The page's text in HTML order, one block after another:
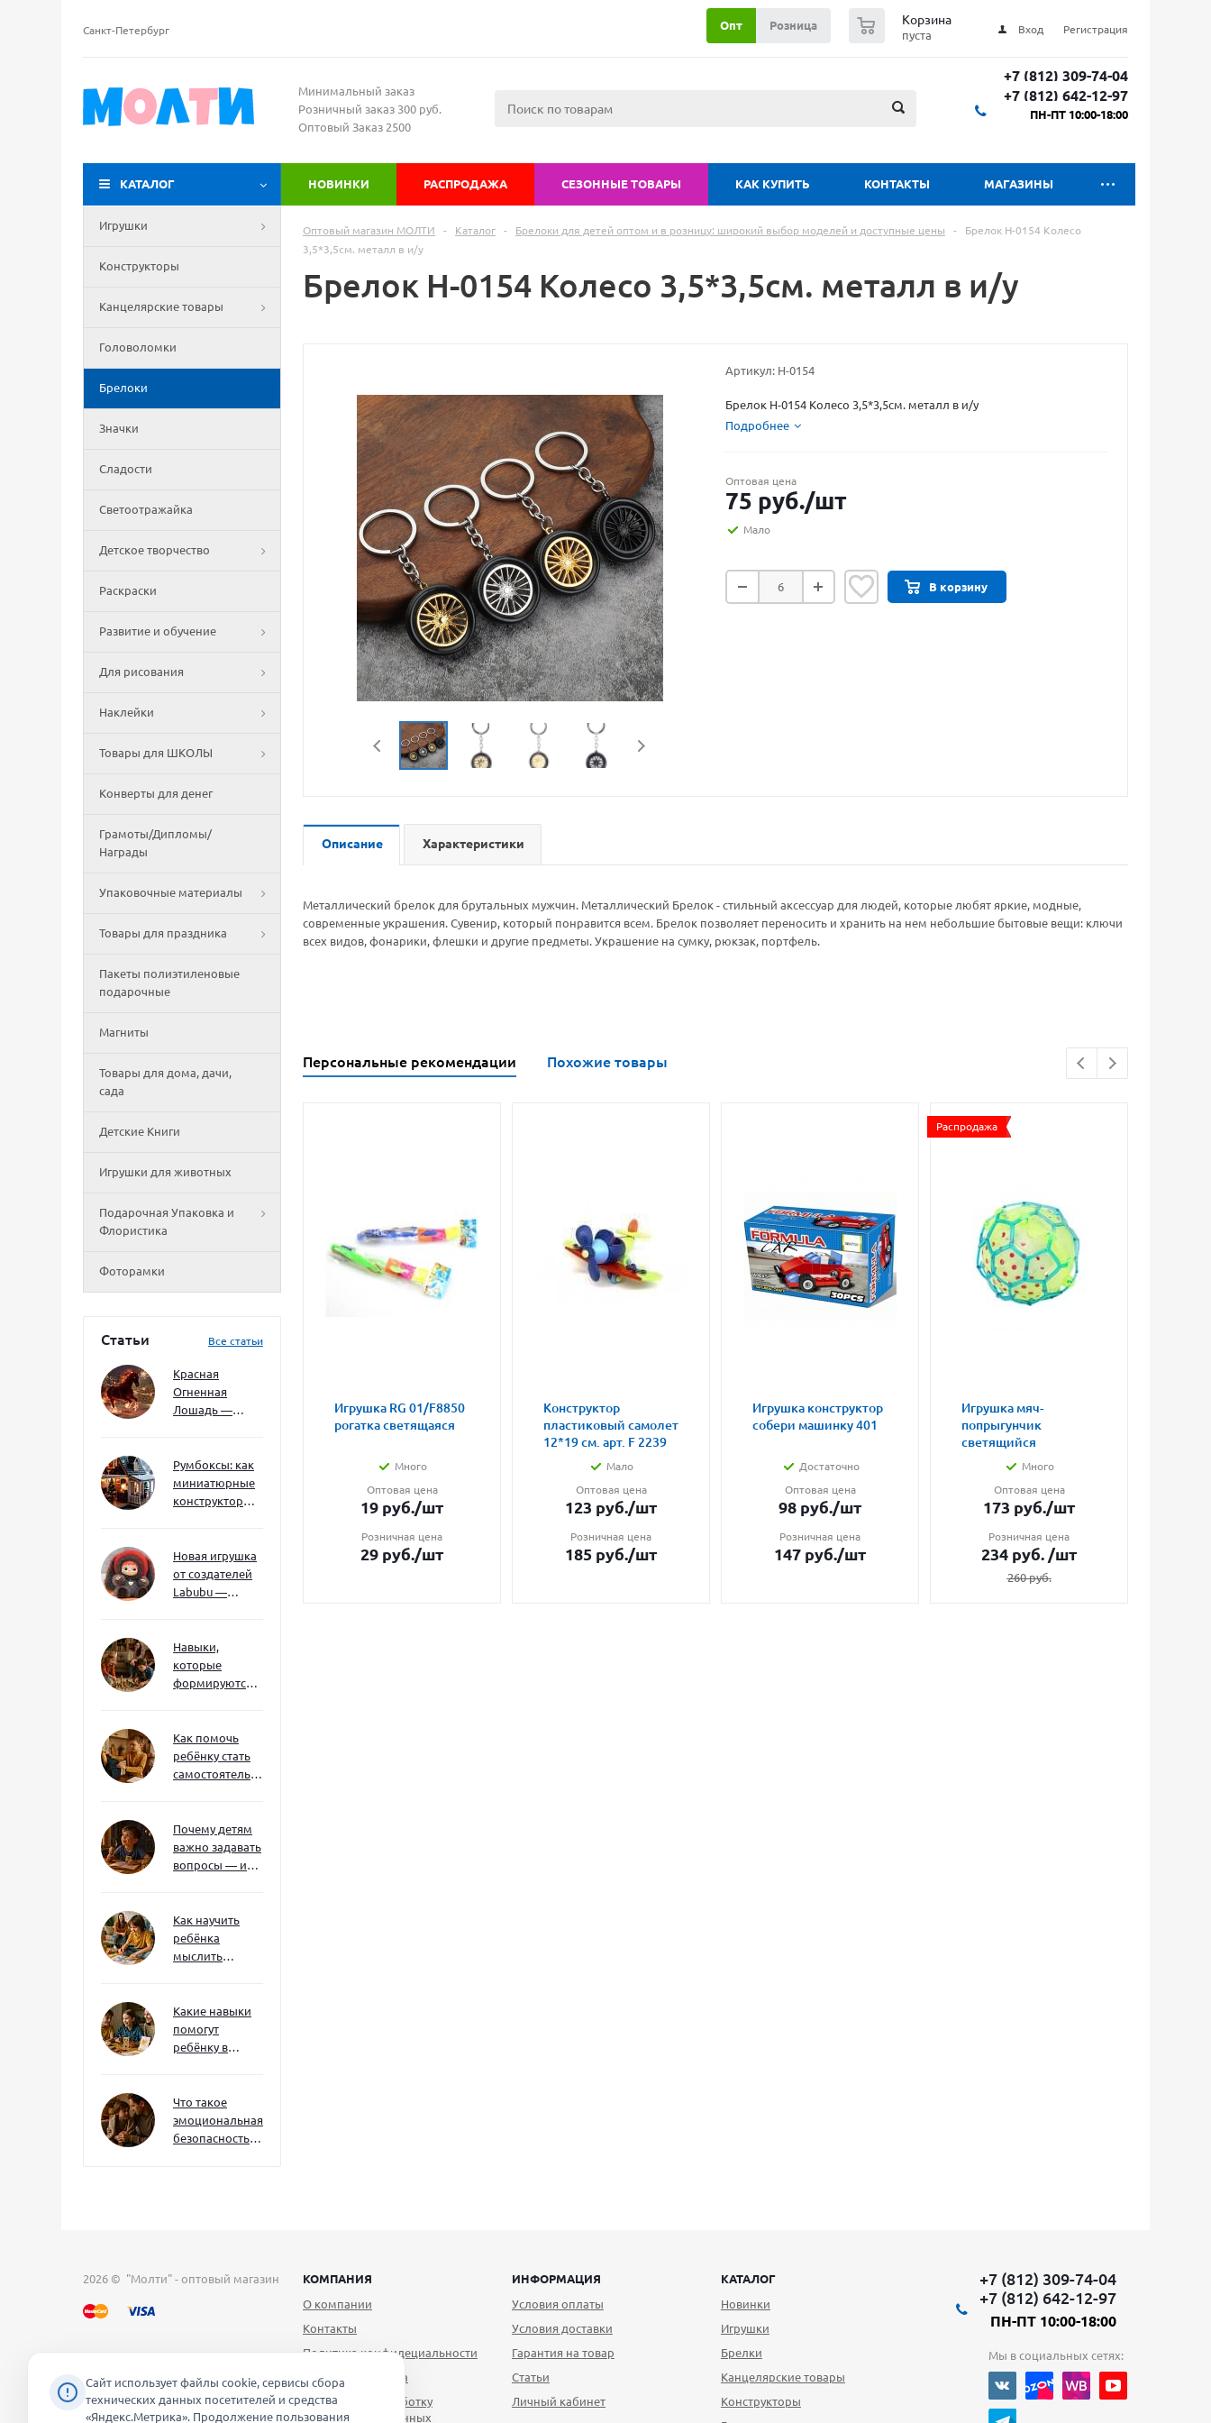
Санкт-Петербург Вход Регистрация
Корзина
пуста
Опт Розница
Минимальный заказ
Розничный заказ 300 руб.
Оптовый Заказ 2500
+7 (812) 309-74-04
+7 (812) 642-12-97
ПН-ПТ 10:00-18:00
КАТАЛОГ НОВИНКИ РАСПРОДАЖА СЕЗОННЫЕ ТОВАРЫ КАК КУПИТЬ КОНТАКТЫ МАГАЗИНЫ
Игрушки
Конструкторы
Канцелярские товары
Головоломки
Брелоки
Значки
Сладости
Светоотражайка
Детское творчество
Раскраски
Развитие и обучение
Для рисования
Наклейки
Товары для ШКОЛЫ
Конверты для денег
Грамоты/Дипломы/
Награды
Упаковочные материалы
Товары для праздника
Пакеты полиэтиленовые
подарочные
Магниты
Товары для дома, дачи,
сада
Детские Книги
Игрушки для животных
Подарочная Упаковка и
Флористика
Фоторамки
Статьи Все статьи
Красная
Огненная
Лошадь —
ждать и как
подготовиться
Румбоксы: как
миниатюрные
конструкторы
мышление и
внимание к
деталям
Новая игрушка
от создателей
Labubu —
Навыки,
которые
формируются
ребёнка
успешным
Как помочь
ребёнку стать
самостоятельным
Почему детям
важно задавать
вопросы — и
Как научить
ребёнка
мыслить
сложностей
Какие навыки
помогут
ребёнку в
их уже сейчас
Что такое
эмоциональная
безопасность
Оптовый магазин МОЛТИ - Каталог - Брелоки для детей оптом и в розницу: широкий выбор моделей и доступные цены -
Брелок H-0154 Колесо
3,5*3,5см. металл в и/у
Брелок H-0154 Колесо 3,5*3,5см. металл в и/у
Артикул: H-0154
Брелок H-0154 Колесо 3,5*3,5см. металл в и/у
Подробнее
Оптовая цена
75 руб./шт
Мало
В корзину
Описание Характеристики
Металлический брелок для брутальных мужчин. Металлический Брелок - стильный аксессуар для людей, которые любят яркие, модные,
современные украшения. Сувенир, который понравится всем. Брелок позволяет переносить и хранить на нем небольшие бытовые вещи: ключи
всех видов, фонарики, флешки и другие предметы. Украшение на сумку, рюкзак, портфель.
Персональные рекомендации Похожие товары
Игрушка RG 01/F8850
рогатка светящаяся
Много
Оптовая цена
19 руб./шт
Розничная цена
29 руб./шт
Конструктор
пластиковый самолет
12*19 см. арт. F 2239
Мало
Оптовая цена
123 руб./шт
Розничная цена
185 руб./шт
Игрушка конструктор
собери машинку 401
Достаточно
Оптовая цена
98 руб./шт
Розничная цена
147 руб./шт
Распродажа
Игрушка мяч-
попрыгунчик
светящийся
Много
Оптовая цена
173 руб./шт
Розничная цена
234 руб. /шт
260руб.
2026 © "Молти" - оптовый магазин
КОМПАНИЯ
О компании
Контакты
Политика конфидециальности
Публичная оферта
Согласие на обработку
персональных данных
ИНФОРМАЦИЯ
Условия оплаты
Условия доставки
Гарантия на товар
Статьи
Личный кабинет
КАТАЛОГ
Новинки
Игрушки
Брелки
Канцелярские товары
Конструкторы
+7 (812) 309-74-04
+7 (812) 642-12-97
ПН-ПТ 10:00-18:00
Мы в социальных сетях:
Сайт использует файлы cookie, сервисы сбора
технических данных посетителей и средства
«Яндекс.Метрика». Продолжение пользования